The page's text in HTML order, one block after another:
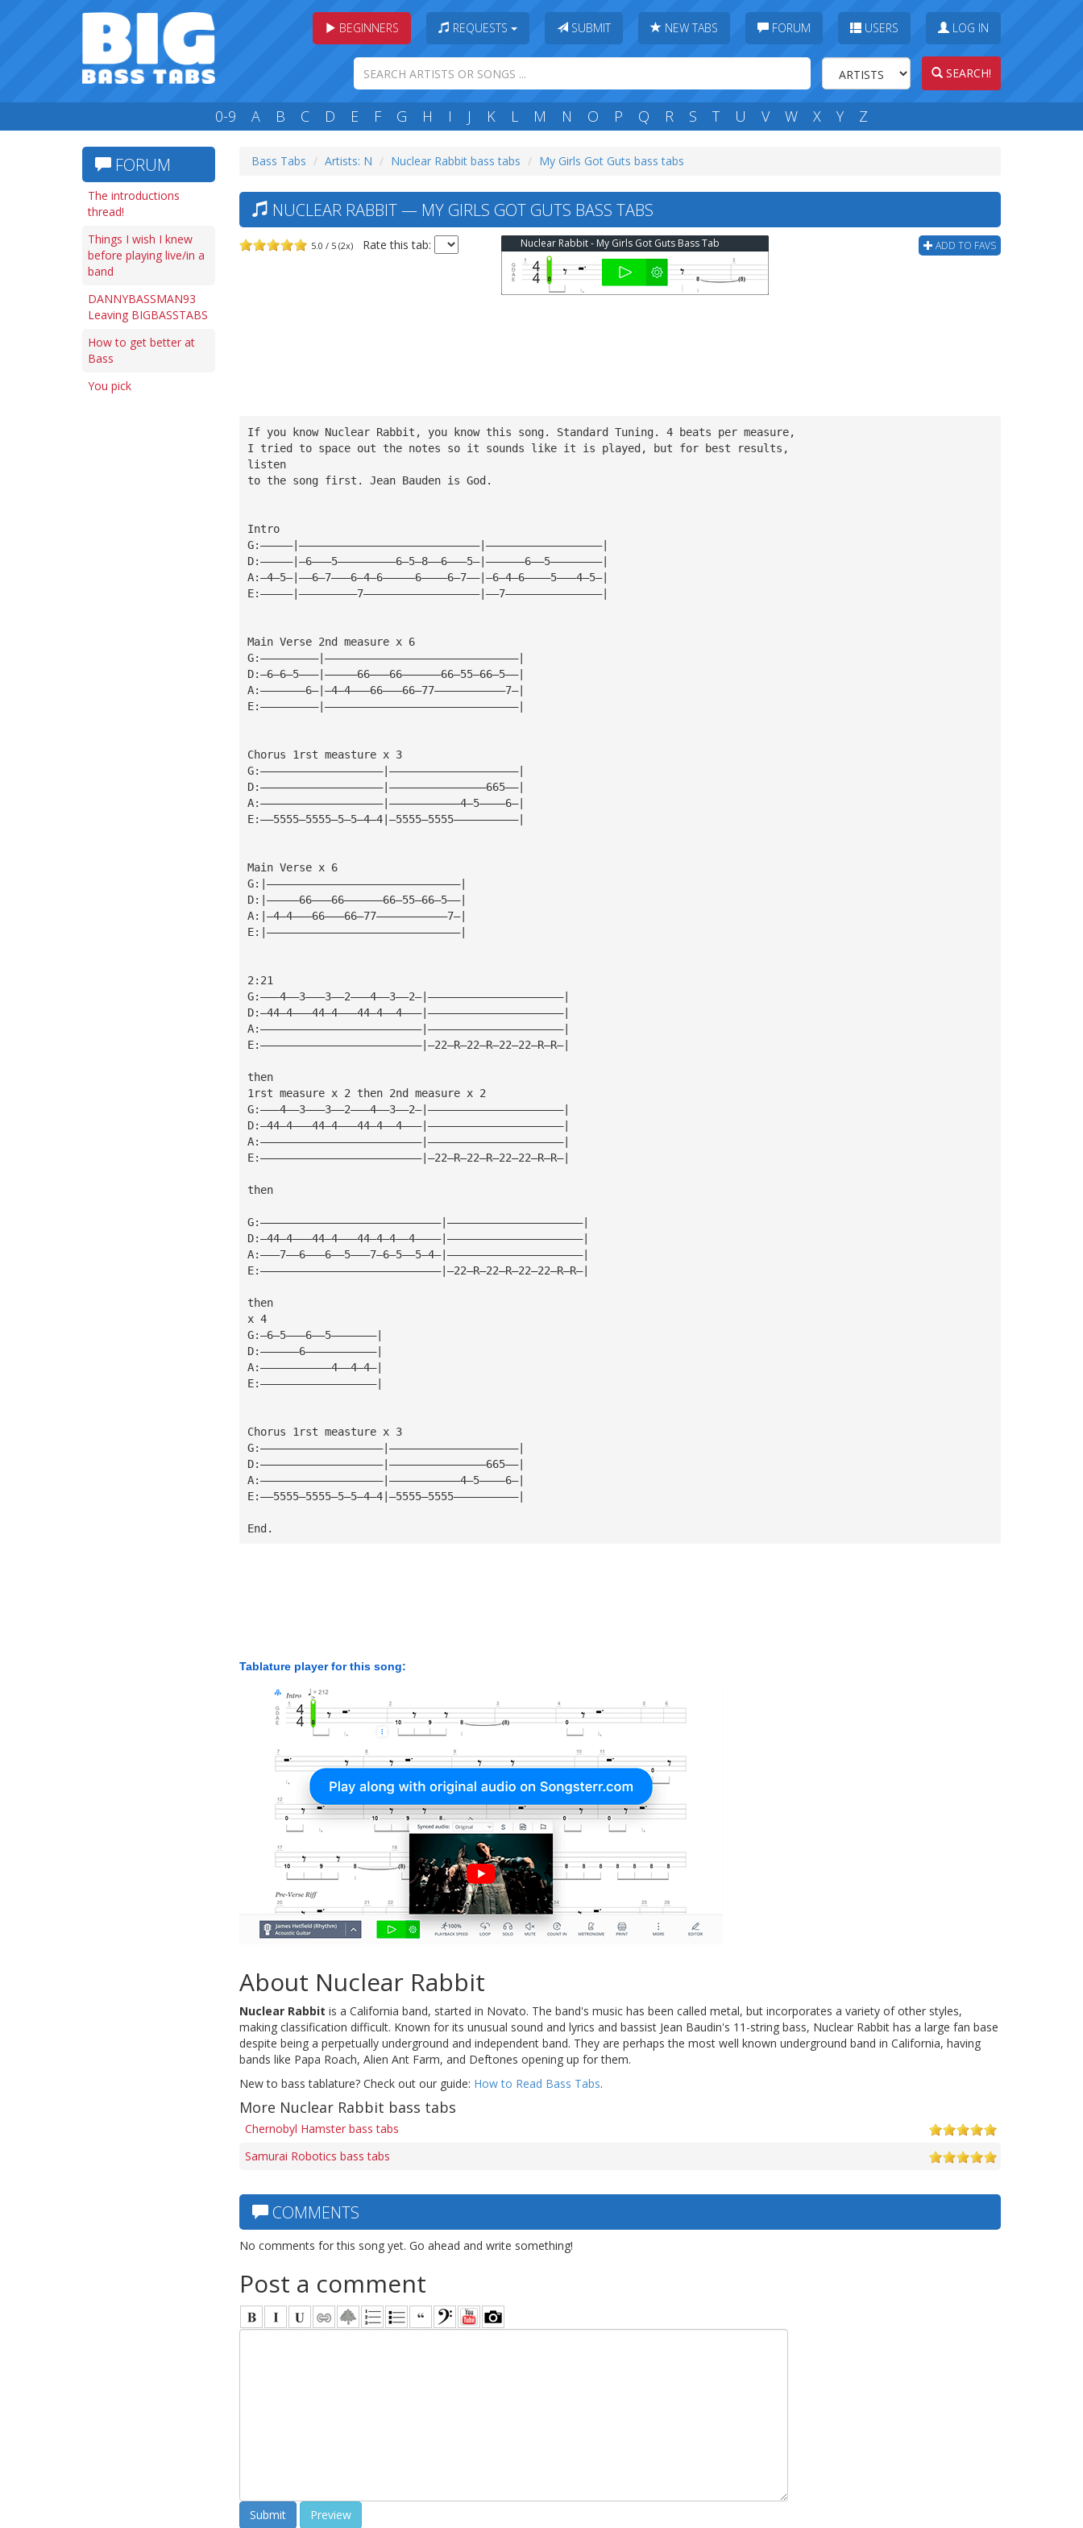
BEGINNERS REQUESTS SUBMIT NEW TABS FORUM USERS LOG IN
SEARCH!
0-9 A B C D E F G H I J K L M N O P Q R S T U V W X Y Z
FORUM
The introductions
thread!
Things I wish I knew
before playing live/in a
band
DANNYBASSMAN93
Leaving BIGBASSTABS
How to get better at
Bass
You pick
Bass Tabs Artists: N Nuclear Rabbit bass tabs My Girls Got Guts bass tabs
NUCLEAR RABBIT — MY GIRLS GOT GUTS BASS TABS
5.0 / 5 (2x) Rate this tab: ADD TO FAVS
Nuclear Rabbit - My Girls Got Guts Bass Tab
If you know Nuclear Rabbit, you know this song. Standard Tuning. 4 beats per measure,
I tried to space out the notes so it sounds like it is played, but for best results,
listen
to the song first. Jean Bauden is God.
Intro
G:—————|————————————————————————————|——————————————————|
D:—————|—6———5—————————6—5—8——6———5—|——————6——5————————|
A:—4—5—|——6—7———6—4—6—————6————6—7——|—6—4—6————5———4—5—|
E:—————|—————————7——————————————————|——7———————————————|
Main Verse 2nd measure x 6
G:—————————|——————————————————————————————|
D:—6—6—5———|—————66———66——————66—55—66—5——|
A:———————6—|—4—4———66———66—77———————————7—|
E:—————————|——————————————————————————————|
Chorus 1rst measture x 3
G:———————————————————|————————————————————|
D:———————————————————|———————————————665——|
A:———————————————————|———————————4—5————6—|
E:——5555—5555—5—5—4—4|—5555—5555——————————|
Main Verse x 6
G:|——————————————————————————————|
D:|—————66———66——————66—55—66—5——|
A:|—4—4———66———66—77———————————7—|
E:|——————————————————————————————|
2:21
G:———4——3———3——2———4——3——2—|—————————————————————|
D:—44—4———44—4———44—4——4———|—————————————————————|
A:—————————————————————————|—————————————————————|
E:—————————————————————————|—22—R—22—R—22—22—R—R—|
then
1rst measure x 2 then 2nd measure x 2
G:———4——3———3——2———4——3——2—|—————————————————————|
D:—44—4———44—4———44—4——4———|—————————————————————|
A:—————————————————————————|—————————————————————|
E:—————————————————————————|—22—R—22—R—22—22—R—R—|
then
G:————————————————————————————|—————————————————————|
D:—44—4———44—4———44—4—4——4————|—————————————————————|
A:———7——6———6——5———7—6—5——5—4—|—————————————————————|
E:————————————————————————————|—22—R—22—R—22—22—R—R—|
then
x 4
G:—6—5———6——5———————|
D:——————6———————————|
A:———————————4——4—4—|
E:——————————————————|
Chorus 1rst measture x 3
G:———————————————————|————————————————————|
D:———————————————————|———————————————665——|
A:———————————————————|———————————4—5————6—|
E:——5555—5555—5—5—4—4|—5555—5555——————————|
End.
Tablature player for this song:
About Nuclear Rabbit
Nuclear Rabbit is a California band, started in Novato. The band's music has been called metal, but incorporates a variety of other styles,
making classification difficult. Known for its unusual sound and lyrics and bassist Jean Baudin's 11-string bass, Nuclear Rabbit has a large fan base
despite being a perpetually underground and independent band. They are perhaps the most well known underground band in California, having
bands like Papa Roach, Alien Ant Farm, and Deftones opening up for them.
New to bass tablature? Check out our guide: How to Read Bass Tabs.
More Nuclear Rabbit bass tabs
Chernobyl Hamster bass tabs
Samurai Robotics bass tabs
COMMENTS
No comments for this song yet. Go ahead and write something!
Post a comment